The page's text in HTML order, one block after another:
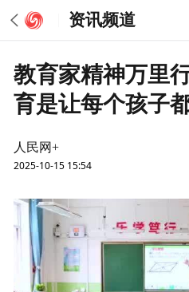
资讯频道
教育家精神万里
育是让每个孩子
人民网+
2025-10-15 15:54